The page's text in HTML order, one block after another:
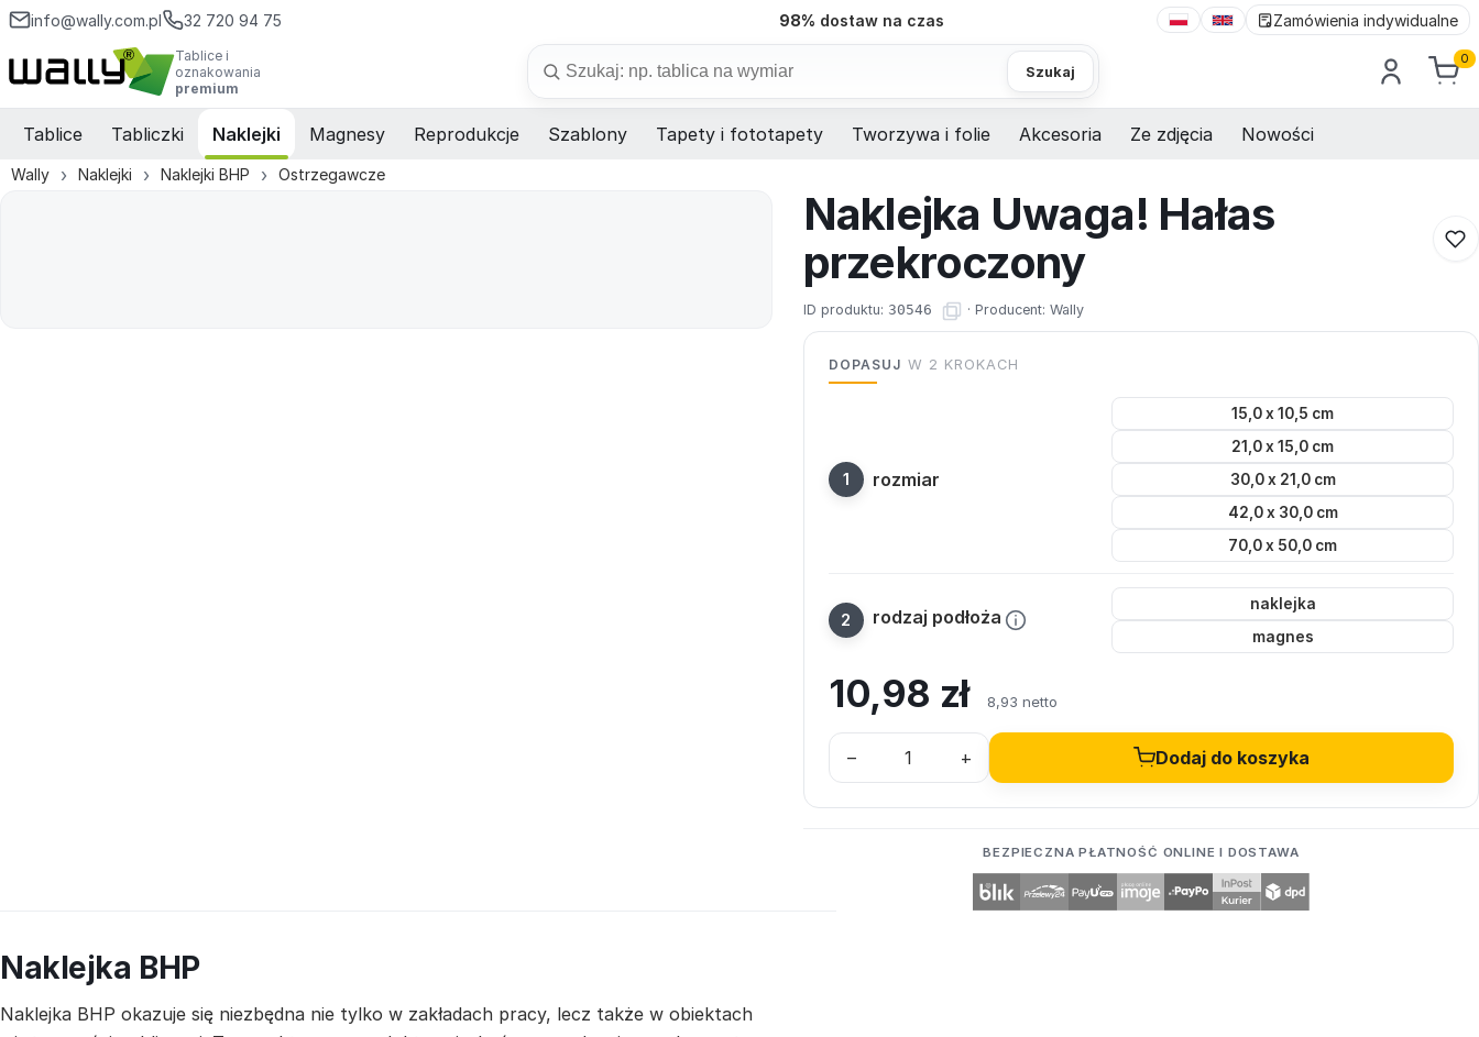
info@wally.com.pl 32 720 94 75 98% dostaw na czas Zamówienia indywidualne
Tablice i
oznakowania
premium
Szukaj
0
Tablice Tabliczki Naklejki Magnesy Reprodukcje Szablony Tapety i fototapety Tworzywa i folie Akcesoria Ze zdjęcia Nowości
Wally Naklejki Naklejki BHP Ostrzegawcze
Naklejka Uwaga! Hałas
przekroczony
ID produktu: 30546 · Producent: Wally
DOPASUJ W 2 KROKACH
rozmiar
15,0 x 10,5 cm
21,0 x 15,0 cm
30,0 x 21,0 cm
42,0 x 30,0 cm
70,0 x 50,0 cm
rodzaj podłoża
naklejka
magnes
10,98 zł 8,93 netto
– + Dodaj do koszyka
BEZPIECZNA PŁATNOŚĆ ONLINE I DOSTAWA
Naklejka BHP
Naklejka BHP okazuje się niezbędna nie tylko w zakładach pracy, lecz także w obiektach